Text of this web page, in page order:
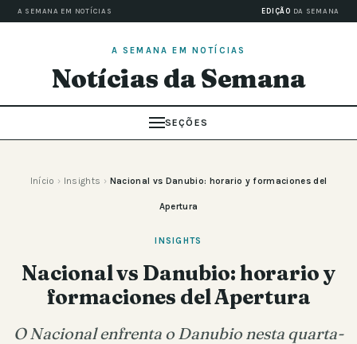
A SEMANA EM NOTÍCIAS EDIÇÃO DA SEMANA
A SEMANA EM NOTÍCIAS
Notícias da Semana
SEÇÕES
Início › Insights › Nacional vs Danubio: horario y formaciones del
Apertura
INSIGHTS
Nacional vs Danubio: horario y
formaciones del Apertura
O Nacional enfrenta o Danubio nesta quarta-